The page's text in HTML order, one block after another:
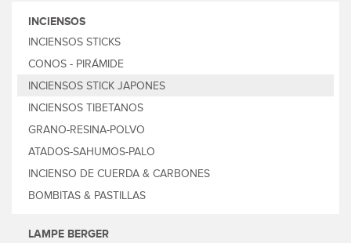
INCIENSOS
INCIENSOS STICKS
CONOS - PIRÁMIDE
INCIENSOS STICK JAPONES
INCIENSOS TIBETANOS
GRANO-RESINA-POLVO
ATADOS-SAHUMOS-PALO
INCIENSO DE CUERDA & CARBONES
BOMBITAS & PASTILLAS
LAMPE BERGER